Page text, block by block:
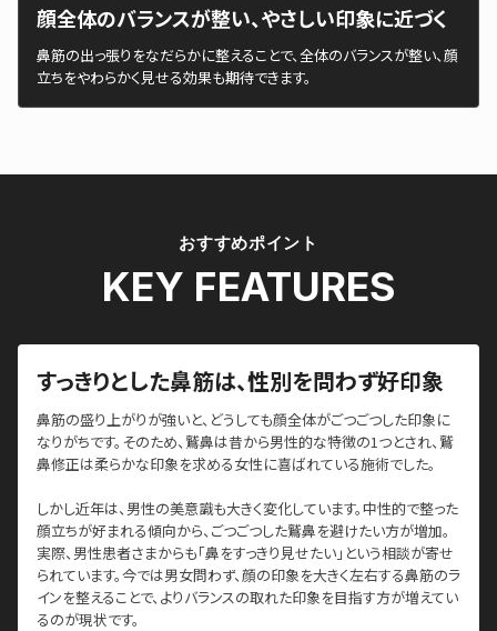
顔全体のバランスが整い、やさしい印象に近づく
鼻筋の出っ張りをなだらかに整えることで、全体のバランスが整い、顔
立ちをやわらかく見せる効果も期待できます。
おすすめポイント
KEY FEATURES
すっきりとした鼻筋は、性別を問わず好印象
鼻筋の盛り上がりが強いと、どうしても顔全体がごつごつした印象に
なりがちです。そのため、鷲鼻は昔から男性的な特徴の1つとされ、鷲
鼻修正は柔らかな印象を求める女性に喜ばれている施術でした。
しかし近年は、男性の美意識も大きく変化しています。中性的で整った
顔立ちが好まれる傾向から、ごつごつした鷲鼻を避けたい方が増加。
実際、男性患者さまからも「鼻をすっきり見せたい」という相談が寄せ
られています。今では男女問わず、顔の印象を大きく左右する鼻筋のラ
インを整えることで、よりバランスの取れた印象を目指す方が増えてい
るのが現状です。